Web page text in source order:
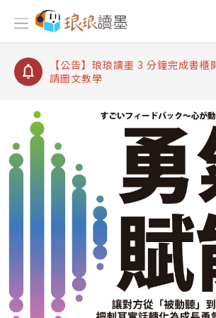
【公告】琅琅讀墨書櫃開通常見問題
【公告】琅琅讀墨 3 分鐘完成書櫃
【公告】琅琅書店服務升級重要說
查詢